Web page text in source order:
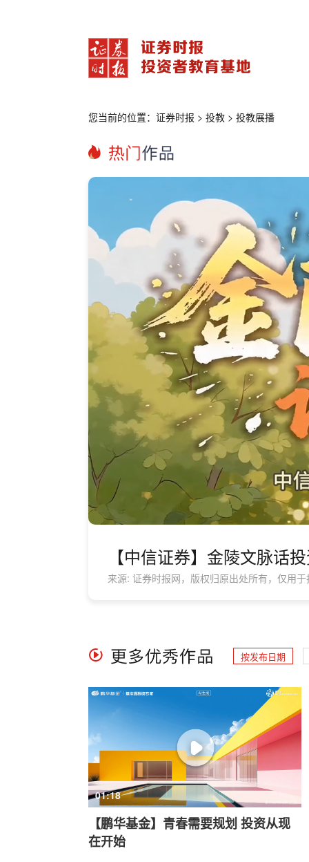
您当前的位置： 证券时报 > 投教 > 投教展播
【中信证券】金陵文脉话
来源: 证券时报网，版权归原出处所有，仅用
按发布日期
01:18
【鹏华基金】青春需要规划 投资从现
在开始